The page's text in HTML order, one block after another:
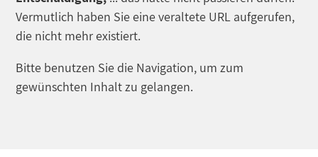
Vermutlich haben Sie eine veraltete URL aufgerufen,
die nicht mehr existiert.
Bitte benutzen Sie die Navigation, um zum
gewünschten Inhalt zu gelangen.